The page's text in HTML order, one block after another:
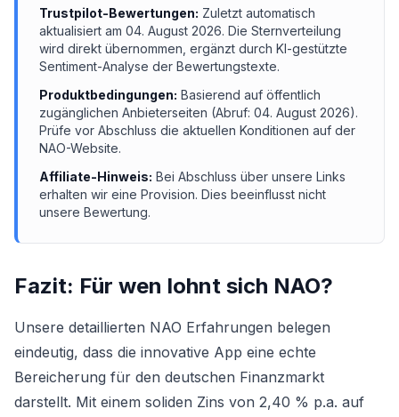
Trustpilot-Bewertungen: Zuletzt automatisch
aktualisiert am 04. August 2026. Die Sternverteilung
wird direkt übernommen, ergänzt durch KI-gestützte
Sentiment-Analyse der Bewertungstexte.
Produktbedingungen: Basierend auf öffentlich
zugänglichen Anbieterseiten (Abruf: 04. August 2026).
Prüfe vor Abschluss die aktuellen Konditionen auf der
NAO-Website.
Affiliate-Hinweis: Bei Abschluss über unsere Links
erhalten wir eine Provision. Dies beeinflusst nicht
unsere Bewertung.
Fazit: Für wen lohnt sich NAO?
Unsere detaillierten NAO Erfahrungen belegen
eindeutig, dass die innovative App eine echte
Bereicherung für den deutschen Finanzmarkt
darstellt. Mit einem soliden Zins von 2,40 % p.a. auf